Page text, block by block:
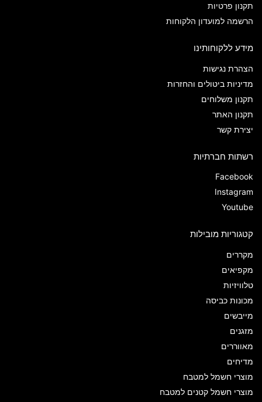
תקנון פרטיות
הרשמה למועדון הלקוחות
מידע ללקוחותינו
הצהרת נגישות
מדיניות ביטולים והחזרות
תקנון משלוחים
תקנון האתר
יצירת קשר
רשתות חברתיות
Facebook
Instagram
Youtube
קטגוריות מובילות
מקררים
מקפיאים
טלוויזיות
מכונות כביסה
מייבשים
מזגנים
מאווררים
מדיחים
מוצרי חשמל למטבח
מוצרי חשמל קטנים למטבח